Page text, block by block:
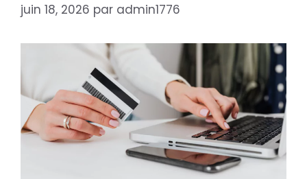
juin 18, 2026 par admin1776